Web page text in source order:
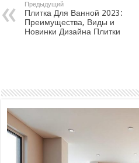
Предыдущий
Плитка Для Ванной 2023:
Преимущества, Виды и
Новинки Дизайна Плитки